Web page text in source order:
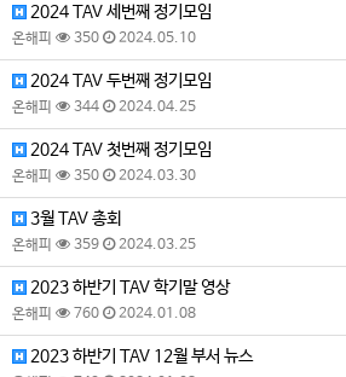
2024 TAV 세번째 정기모임
온해피 350 2024.05.10
2024 TAV 두번째 정기모임
온해피 344 2024.04.25
2024 TAV 첫번째 정기모임
온해피 350 2024.03.30
3월 TAV 총회
온해피 359 2024.03.25
2023 하반기 TAV 학기말 영상
온해피 760 2024.01.08
2023 하반기 TAV 12월 부서 뉴스